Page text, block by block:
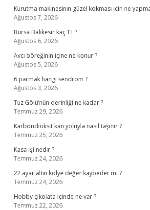
Kurutma makinesinin güzel kokması için ne
Ağustos 7, 2026
Bursa Balıkesir kaç TL ?
Ağustos 6, 2026
Avcı böreğinin içine ne konur ?
Ağustos 5, 2026
6 parmak hangi sendrom ?
Ağustos 3, 2026
Tuz Gölü’nün derinliği ne kadar ?
Temmuz 29, 2026
Karbondioksit kan yoluyla nasıl taşınır ?
Temmuz 25, 2026
Kasa işi nedir ?
Temmuz 24, 2026
22 ayar altın kolye değer kaybeder mi ?
Temmuz 24, 2026
Hobby çikolata içinde ne var ?
Temmuz 22, 2026